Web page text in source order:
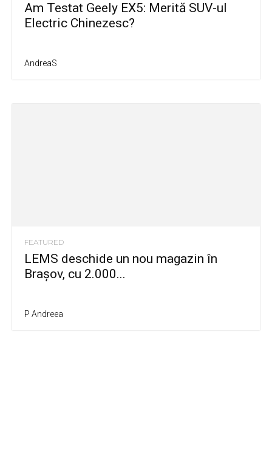
Am Testat Geely EX5: Merită SUV-ul
Electric Chinezesc?
AndreaS
FEATURED
LEMS deschide un nou magazin în
Brașov, cu 2.000...
P Andreea